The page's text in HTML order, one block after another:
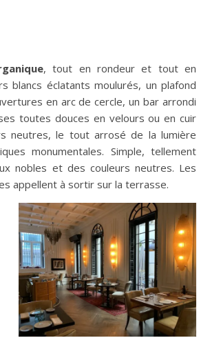
, tout en rondeur et tout en
blancs éclatants moulurés, un plafond
en arc de cercle, un bar arrondi
toutes douces en velours ou en cuir
neutres, le tout arrosé de la lumière
monumentales. Simple, tellement
nobles et des couleurs neutres. Les
appellent à sortir sur la terrasse.